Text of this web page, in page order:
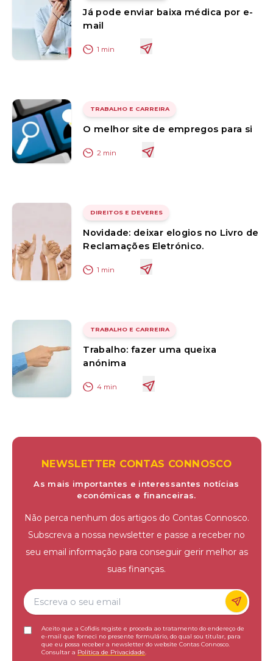
Já pode enviar baixa médica por e-
mail
1 min
TRABALHO E CARREIRA
O melhor site de empregos para si
2 min
DIREITOS E DEVERES
Novidade: deixar elogios no Livro de
Reclamações Eletrónico.
1 min
TRABALHO E CARREIRA
Trabalho: fazer uma queixa
anónima
4 min
NEWSLETTER CONTAS CONNOSCO
As mais importantes e interessantes notícias
económicas e financeiras.
Não perca nenhum dos artigos do Contas Connosco.
Subscreva a nossa newsletter e passe a receber no
seu email informação para conseguir gerir melhor as
suas finanças.
Aceito que a Cofidis registe e proceda ao tratamento do endereço de
e-mail que forneci no presente formulário, do qual sou titular, para
que eu possa receber a newsletter do website Contas Connosco.
Consultar a Política de Privacidade